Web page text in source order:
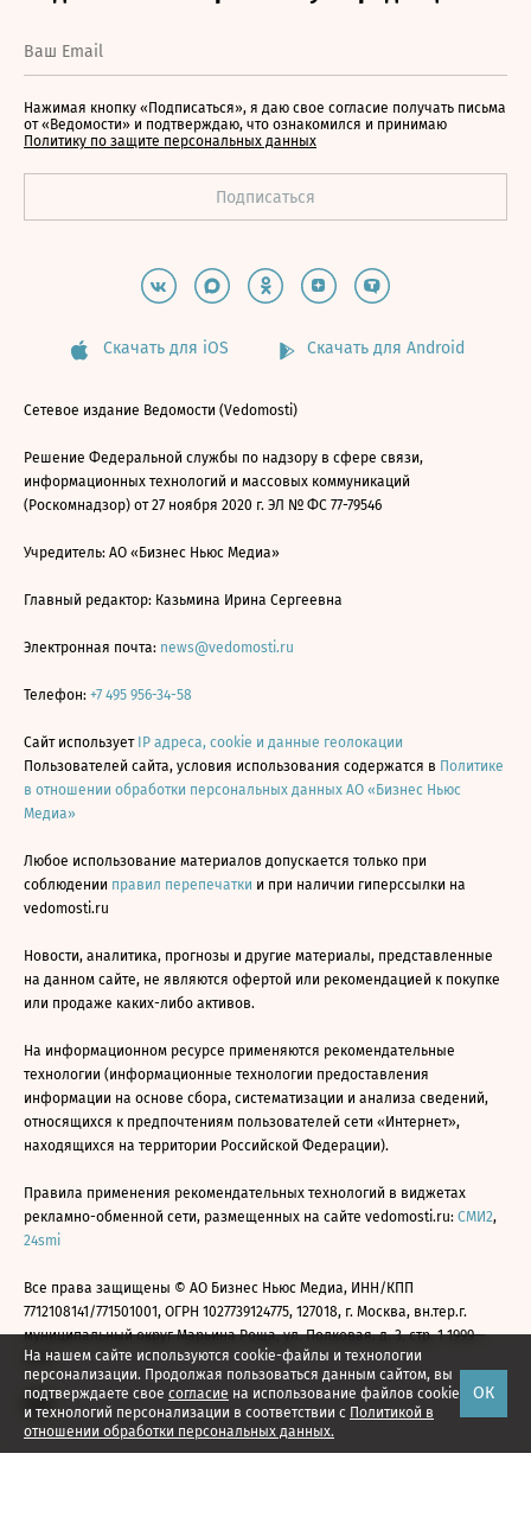
На нашем сайте используются cookie-файлы и технологии
персонализации. Продолжая пользоваться данным сайтом, вы
подтверждаете свое согласие на использование файлов cookie
и технологий персонализации в соответствии с Политикой в
отношении обработки персональных данных.
ОК
Нажимая кнопку «Подписаться», я даю свое согласие получать письма
от «Ведомости» и подтверждаю, что ознакомился и принимаю
Политику по защите персональных данных
Скачать для iOS Скачать для Android
Сетевое издание Ведомости (Vedomosti)
Решение Федеральной службы по надзору в сфере связи,
информационных технологий и массовых коммуникаций
(Роскомнадзор) от 27 ноября 2020 г. ЭЛ № ФС 77-79546
Учредитель: АО «Бизнес Ньюс Медиа»
Главный редактор: Казьмина Ирина Сергеевна
Электронная почта: news@vedomosti.ru
Телефон: +7 495 956-34-58
Сайт использует IP адреса, cookie и данные геолокации
Пользователей сайта, условия использования содержатся в Политике
в отношении обработки персональных данных АО «Бизнес Ньюс
Медиа»
Любое использование материалов допускается только при
соблюдении правил перепечатки и при наличии гиперссылки на
vedomosti.ru
Новости, аналитика, прогнозы и другие материалы, представленные
на данном сайте, не являются офертой или рекомендацией к покупке
или продаже каких-либо активов.
На информационном ресурсе применяются рекомендательные
технологии (информационные технологии предоставления
информации на основе сбора, систематизации и анализа сведений,
относящихся к предпочтениям пользователей сети «Интернет»,
находящихся на территории Российской Федерации).
Правила применения рекомендательных технологий в виджетах
рекламно-обменной сети, размещенных на сайте vedomosti.ru: СМИ2,
24smi
Все права защищены © АО Бизнес Ньюс Медиа, ИНН/КПП
7712108141/771501001, ОГРН 1027739124775, 127018, г. Москва, вн.тер.г.
муниципальный округ Марьина Роща, ул. Полковая, д. 3, стр. 1 1999—
2026